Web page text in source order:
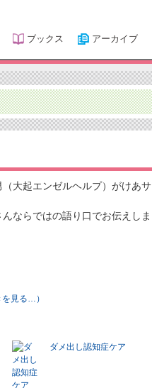
ブックス アーカイブ
大起エンゼルヘルプ）がけあサ
ならではの語り口でお伝えしま
を見る…）
ダメ出し認知症ケア